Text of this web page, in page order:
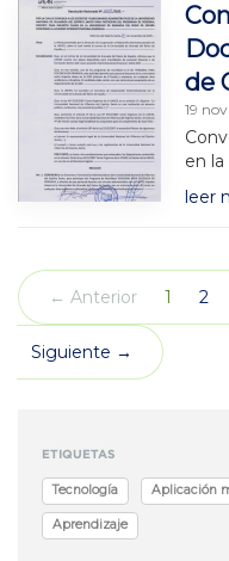
de
19
en la
leer
← Anterior 1 (actual)
2
Siguiente →
ETIQUETAS
Tecnología Aplicación
Aprendizaje